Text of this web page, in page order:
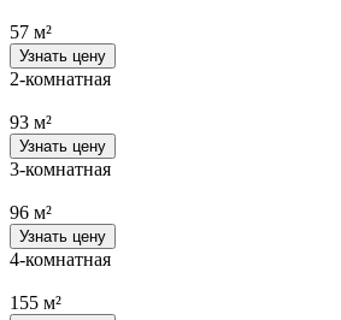
57 м²
Узнать цену
2-комнатная
93 м²
Узнать цену
3-комнатная
96 м²
Узнать цену
4-комнатная
155 м²